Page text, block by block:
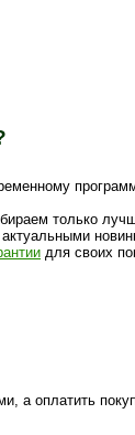
только
для своих
а оплатить